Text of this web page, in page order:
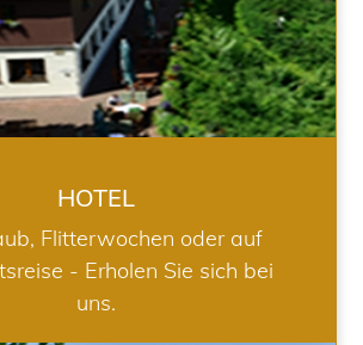
HOTEL
Flitterwochen oder auf
- Erholen Sie sich bei
uns.